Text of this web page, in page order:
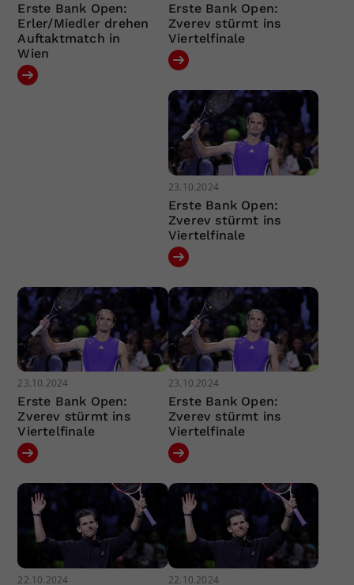
Erste Bank Open:
Erler/Miedler drehen
Auftaktmatch in
Wien
Erste Bank Open:
Zverev stürmt ins
Viertelfinale
23.10.2024
Erste Bank Open:
Zverev stürmt ins
Viertelfinale
23.10.2024
Erste Bank Open:
Zverev stürmt ins
Viertelfinale
23.10.2024
Erste Bank Open:
Zverev stürmt ins
Viertelfinale
22.10.2024 22.10.2024